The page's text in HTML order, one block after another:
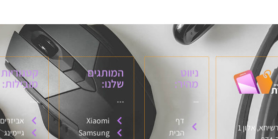
אלון 1
ניווט
מהיר:
דף
הבית
המותגים
שלנו:
Xiaomi
Samsung
קטגוריות
מובילות:
אביזרים
גיימינג